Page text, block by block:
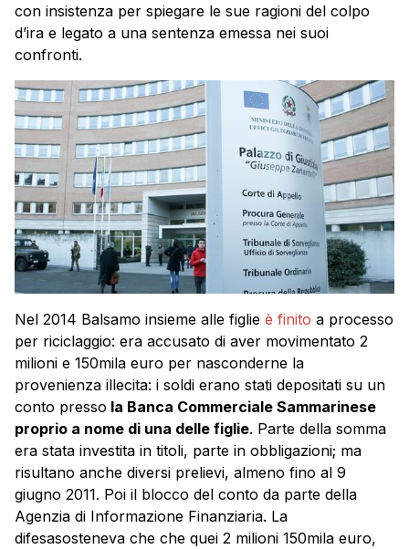
con insistenza per spiegare le sue ragioni del colpo
d’ira e legato a una sentenza emessa nei suoi
confronti.
Nel 2014 Balsamo insieme alle figlie è finito a processo
per riciclaggio: era accusato di aver movimentato 2
milioni e 150mila euro per nasconderne la
provenienza illecita: i soldi erano stati depositati su un
conto presso la Banca Commerciale Sammarinese
proprio a nome di una delle figlie. Parte della somma
era stata investita in titoli, parte in obbligazioni; ma
risultano anche diversi prelievi, almeno fino al 9
giugno 2011. Poi il blocco del conto da parte della
Agenzia di Informazione Finanziaria. La
difesasosteneva che che quei 2 milioni 150mila euro,